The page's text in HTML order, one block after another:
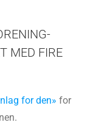
MED FIRE
for den» for